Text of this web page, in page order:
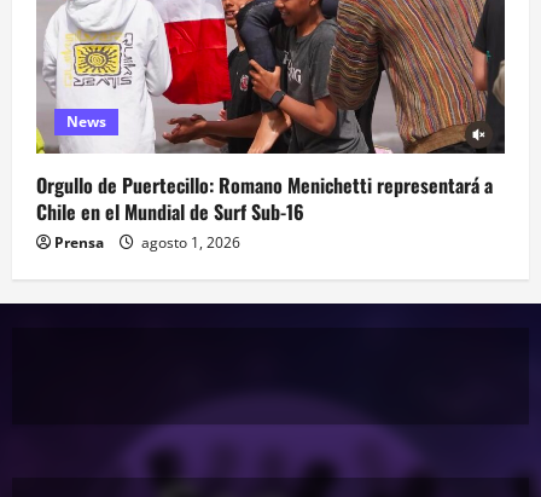
News
Orgullo de Puertecillo: Romano Menichetti representará a
Chile en el Mundial de Surf Sub-16
Prensa agosto 1, 2026